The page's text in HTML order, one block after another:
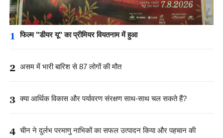
1 फिल्म "डीयर यू" का प्रीमियर वियतनाम में हुआ
2 असम में भारी बारिश से 87 लोगों की मौत
3 क्या आर्थिक विकास और पर्यावरण संरक्षण साथ-साथ चल सकते हैं?
4 चीन ने दुर्लभ परमाणु नाभिकों का सफल उत्पादन किया और पहचान की